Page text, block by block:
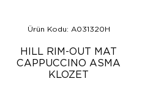
Ürün Kodu: A031320H
HILL RIM-OUT MAT
CAPPUCCINO ASMA
KLOZET